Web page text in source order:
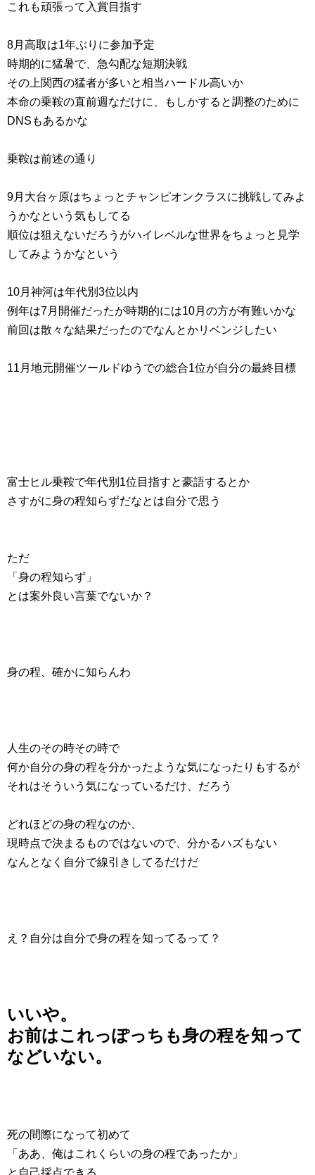
これも頑張って入賞目指す
8月高取は1年ぶりに参加予定
時期的に猛暑で、急勾配な短期決戦
その上関西の猛者が多いと相当ハードル高いか
本命の乗鞍の直前週なだけに、もしかすると調整のために
DNSもあるかな
乗鞍は前述の通り
9月大台ヶ原はちょっとチャンピオンクラスに挑戦してみよ
うかなという気もしてる
順位は狙えないだろうがハイレベルな世界をちょっと見学
してみようかなという
10月神河は年代別3位以内
例年は7月開催だったが時期的には10月の方が有難いかな
前回は散々な結果だったのでなんとかリベンジしたい
11月地元開催ツールドゆうでの総合1位が自分の最終目標
富士ヒル乗鞍で年代別1位目指すと豪語するとか
さすがに身の程知らずだなとは自分で思う
ただ
「身の程知らず」
とは案外良い言葉でないか？
身の程、確かに知らんわ
人生のその時その時で
何か自分の身の程を分かったような気になったりもするが
それはそういう気になっているだけ、だろう
どれほどの身の程なのか、
現時点で決まるものではないので、分かるハズもない
なんとなく自分で線引きしてるだけだ
え？自分は自分で身の程を知ってるって？
いいや。
お前はこれっぽっちも身の程を知って
などいない。
死の間際になって初めて
「ああ、俺はこれくらいの身の程であったか」